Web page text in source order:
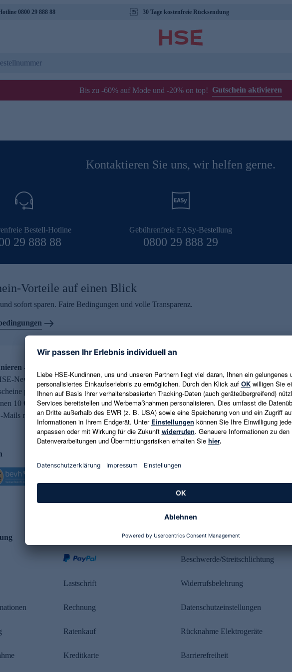
0800 29 888 88 30 Tage kostenfreie Rücksendung
Bis zu -60% auf Mode und -20% on top! Gutschein aktivieren
Kontaktieren Sie uns, wir helfen gerne.
Bestell-Hotline
29 888 88
Gebührenfreie EASy-Bestellung
0800 29 888 29
Vorteile auf einen Blick
sofort sparen. Faire Bedingungen und volle Transparenz.
– 10 € Gutschein erhalten
Newsletter abonnieren und aktuelle Trends,
per E-Mail erhalten. Als Dankeschön
10 € Gutschein. Eine Abmeldung ist jederzeit in
Mails möglich.
E-Mail-Adresse eingeben
Es gelten die Datenschutzrichtlinien
Lastschrift
Rechnung
Ratenkauf
Kreditkarte
Rechtliches
Beschwerde/Streitschlichtung
Widerrufsbelehrung
Datenschutzeinstellungen
Rücknahme Elektrogeräte
Barrierefreiheit